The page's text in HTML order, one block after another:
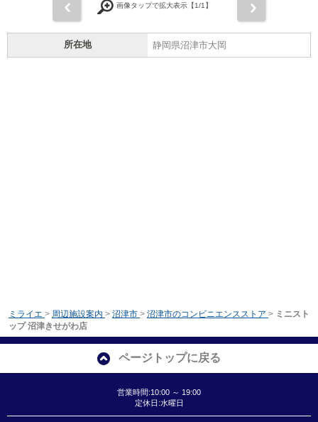
画像タップで拡大表示【1/1】
所在地 静岡県沼津市大岡
ミライエ > 周辺施設案内 > 沼津市 > 沼津市のコンビニエンスストア > ミニスト
ップ 沼津きせがわ店
ページトップに戻る
営業時間:10:00 ～ 19:00
定休日:水曜日